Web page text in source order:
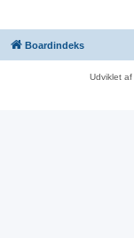
Boardindeks
Udviklet af